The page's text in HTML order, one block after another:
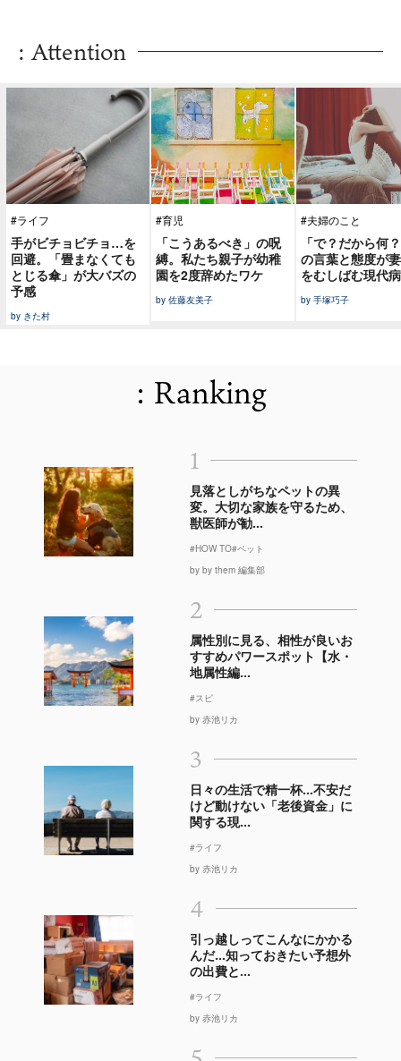
: Attention
#ライフ
手がビチョビチョ…を
回避。「畳まなくても
とじる傘」が大バズの
予感
by きた村
#育児
「こうあるべき」の呪
縛。私たち親子が幼稚
園を2度辞めたワケ
by 佐藤友美子
#夫婦のこと
「で？だから何
の言葉と態度が
をむしばむ現代病
by 手塚巧子
: Ranking
1
見落としがちなペットの異
変。大切な家族を守るため、
獣医師が勧...
#HOW TO#ペット
by by them 編集部
2
属性別に見る、相性が良いお
すすめパワースポット【水・
地属性編...
#スピ
by 赤池リカ
3
日々の生活で精一杯…不安だ
けど動けない「老後資金」に
関する現...
#ライフ
by 赤池リカ
4
引っ越しってこんなにかかる
んだ…知っておきたい予想外
の出費と...
#ライフ
by 赤池リカ